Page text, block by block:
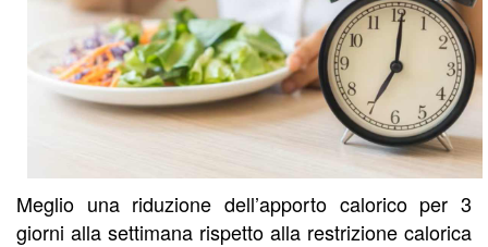
Meglio una riduzione dell’apporto calorico per 3
giorni alla settimana rispetto alla restrizione calorica